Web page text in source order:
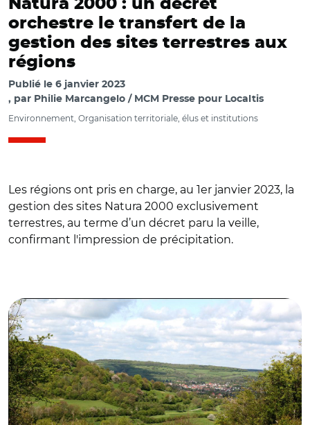
Natura 2000 : un décret
orchestre le transfert de la
gestion des sites terrestres aux
régions
Publié le 6 janvier 2023
par Philie Marcangelo / MCM Presse pour Localtis
Environnement, Organisation territoriale, élus et institutions
Les régions ont pris en charge, au 1er janvier 2023, la
gestion des sites Natura 2000 exclusivement
terrestres, au terme d’un décret paru la veille,
confirmant l'impression de précipitation.